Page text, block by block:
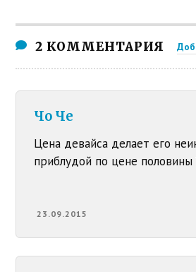
2 КОММЕНТАРИЯ
Чо Че
Цена девайса делает его
приблудой по цене половины
23.09.2015